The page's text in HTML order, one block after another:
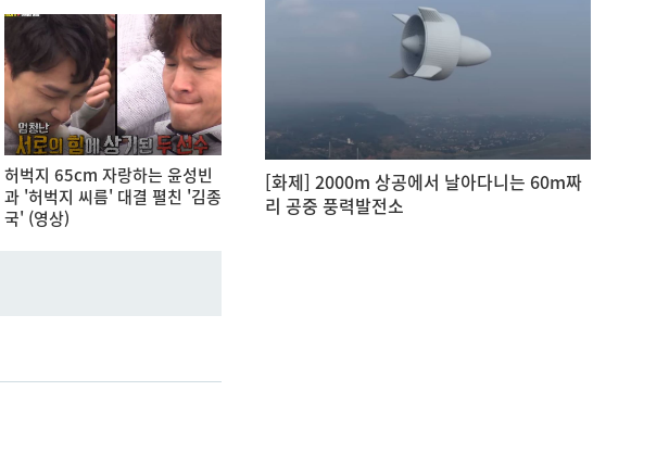
허벅지 65cm 자랑하는 윤성빈
과 '허벅지 씨름' 대결 펼친 '김종
국' (영상)
[화제] 2000m 상공에서 날아다니는 60m짜
리 공중 풍력발전소